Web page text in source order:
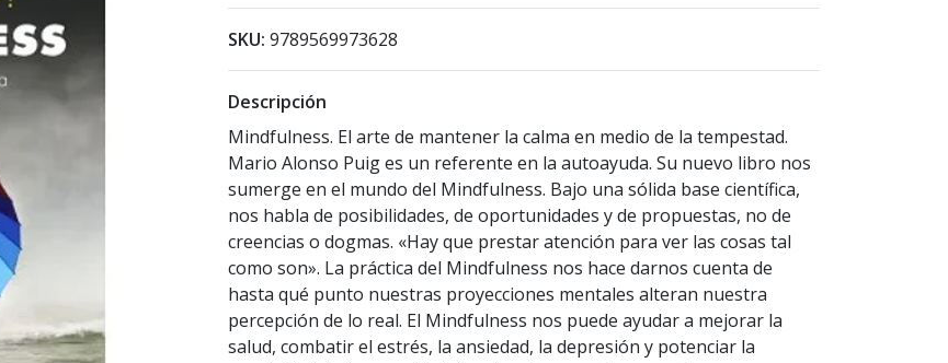
SKU: 9789569973628
Descripción
Mindfulness. El arte de mantener la calma en medio de la tempestad.
Mario Alonso Puig es un referente en la autoayuda. Su nuevo libro nos
sumerge en el mundo del Mindfulness. Bajo una sólida base científica,
nos habla de posibilidades, de oportunidades y de propuestas, no de
creencias o dogmas. «Hay que prestar atención para ver las cosas tal
como son». La práctica del Mindfulness nos hace darnos cuenta de
hasta qué punto nuestras proyecciones mentales alteran nuestra
percepción de lo real. El Mindfulness nos puede ayudar a mejorar la
salud, combatir el estrés, la ansiedad, la depresión y potenciar la